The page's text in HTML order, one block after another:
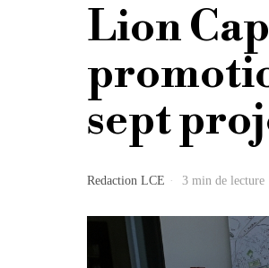
Lion
sept
Redaction LCE 3 min de lecture